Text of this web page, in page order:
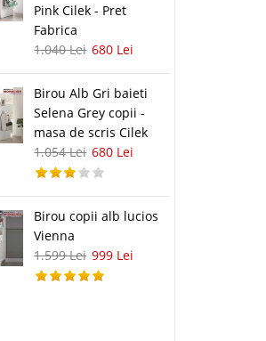
Pink Cilek - Pret
Fabrica
1.040 Lei 680 Lei
Birou Alb Gri baieti
Selena Grey copii -
masa de scris Cilek
1.054 Lei 680 Lei
Birou copii alb lucios
Vienna
1.599 Lei 999 Lei